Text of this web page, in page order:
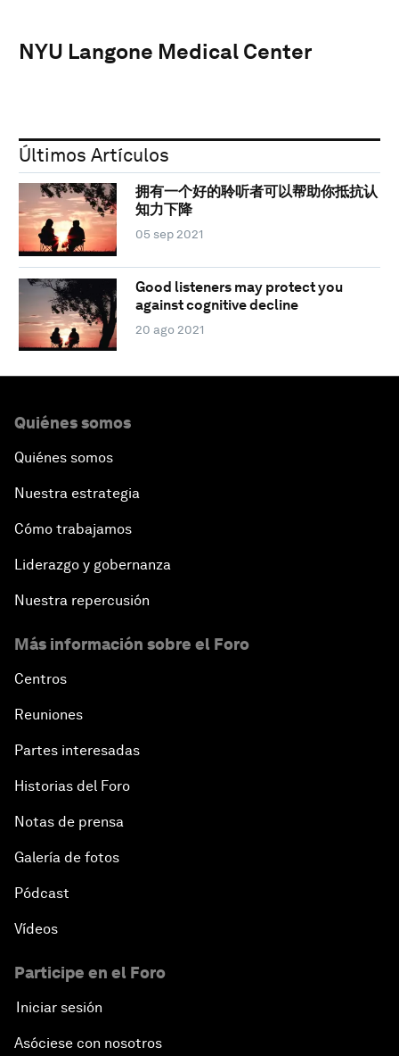
NYU Langone Medical Center
Últimos Artículos
拥有一个好的聆听者可以帮助你抵抗认
知力下降
05 sep 2021
Good listeners may protect you
against cognitive decline
20 ago 2021
Quiénes somos
Quiénes somos
Nuestra estrategia
Cómo trabajamos
Liderazgo y gobernanza
Nuestra repercusión
Más información sobre el Foro
Centros
Reuniones
Partes interesadas
Historias del Foro
Notas de prensa
Galería de fotos
Pódcast
Vídeos
Participe en el Foro
Iniciar sesión
Asóciese con nosotros